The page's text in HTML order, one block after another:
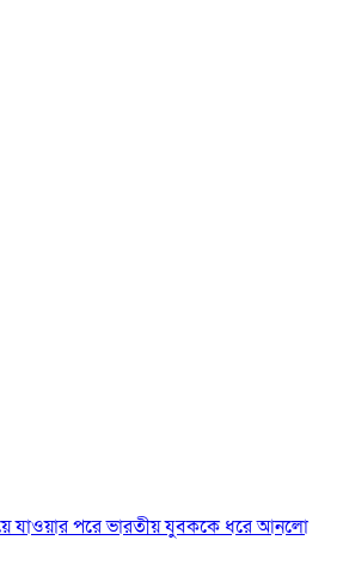
যাওয়ার পরে ভারতীয় যুবককে ধরে আনলো